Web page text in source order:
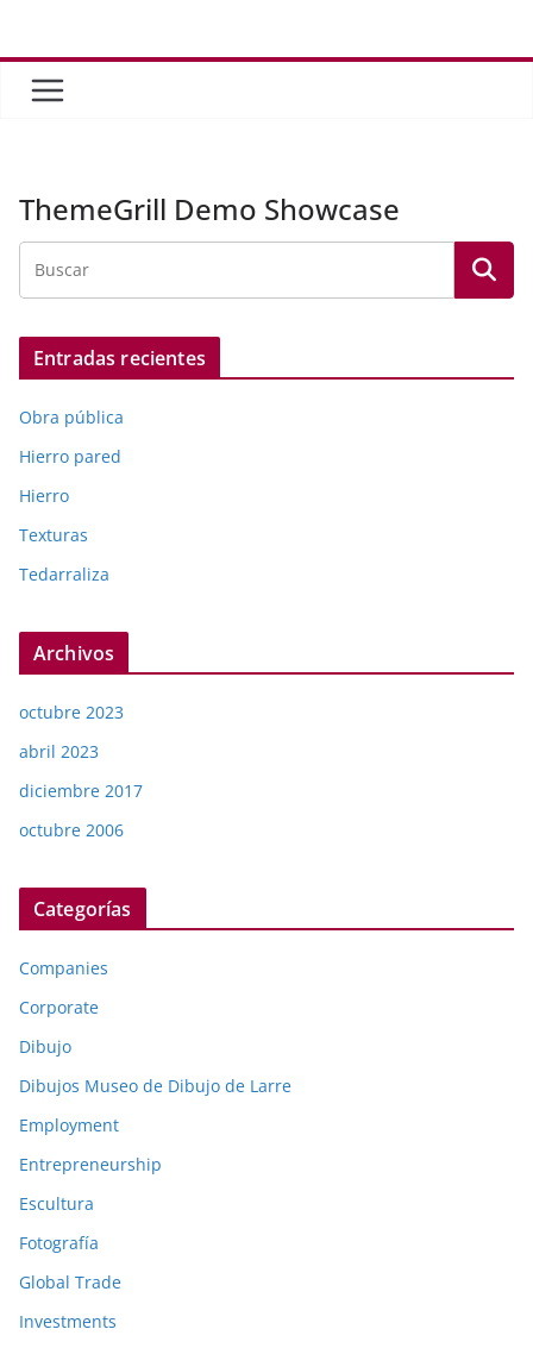
contenido
ThemeGrill Demo Showcase
Entradas recientes
Obra pública
Hierro pared
Hierro
Texturas
Tedarraliza
Archivos
octubre 2023
abril 2023
diciembre 2017
octubre 2006
Categorías
Companies
Corporate
Dibujo
Dibujos Museo de Dibujo de Larre
Employment
Entrepreneurship
Escultura
Fotografía
Global Trade
Investments